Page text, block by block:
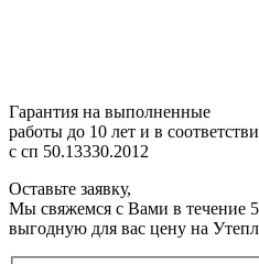
Гарантия на выполненные
работы до 10 лет и в
с сп 50.13330.2012
Оставьте заявку,
Мы свяжемся с Вами в течение
выгодную для вас цену на